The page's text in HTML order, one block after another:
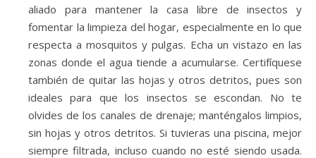
aliado para mantener la casa libre de insectos y
fomentar la limpieza del hogar, especialmente en lo que
respecta a mosquitos y pulgas. Echa un vistazo en las
zonas donde el agua tiende a acumularse. Certifíquese
también de quitar las hojas y otros detritos, pues son
ideales para que los insectos se escondan. No te
olvides de los canales de drenaje; manténgalos limpios,
sin hojas y otros detritos. Si tuvieras una piscina, mejor
siempre filtrada, incluso cuando no esté siendo usada.